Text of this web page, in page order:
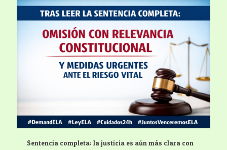
Sentencia completa: la justicia es aún más clara con